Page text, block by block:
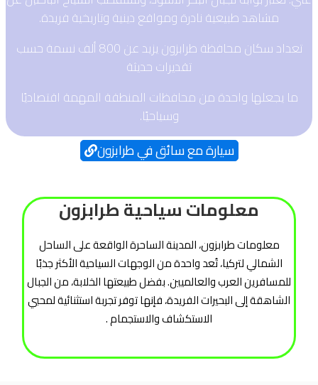
مشاهد طبيعية نادرة ومواقع دينية وتاريخية فريدة.
تعداد سكان محافظة طرابزون يزيد عن 800 ألف نسمة حسب
تقديرات حديثة
ما يجعلها واحدة من محافظات المنطقة المهمة اقتصاديًا
وسياحيًا.
سيارة مع سائق في طرابزون
معلومات سياحية طرابزون
معلومات طرابزون، المدينة الساحرة الواقعة على الساحل
الشمالي لتركيا، تُعد واحدة من الوجهات السياحية الأكثر جذبًا
للمسافرين العرب والعالميين. بفضل طبيعتها الخلابة، من الجبال
الشاهقة إلى البحيرات الفريدة، فإنها توفر تجربة استثنائية لمحبي
الاستكشاف والاستجمام .